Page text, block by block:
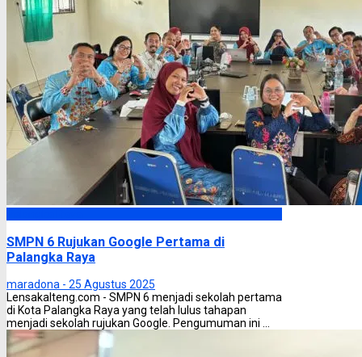
SMPN 6 Rujukan Google Pertama di
Palangka Raya
maradona - 25 Agustus 2025
Lensakalteng.com - SMPN 6 menjadi sekolah pertama
di Kota Palangka Raya yang telah lulus tahapan
menjadi sekolah rujukan Google. Pengumuman ini ...